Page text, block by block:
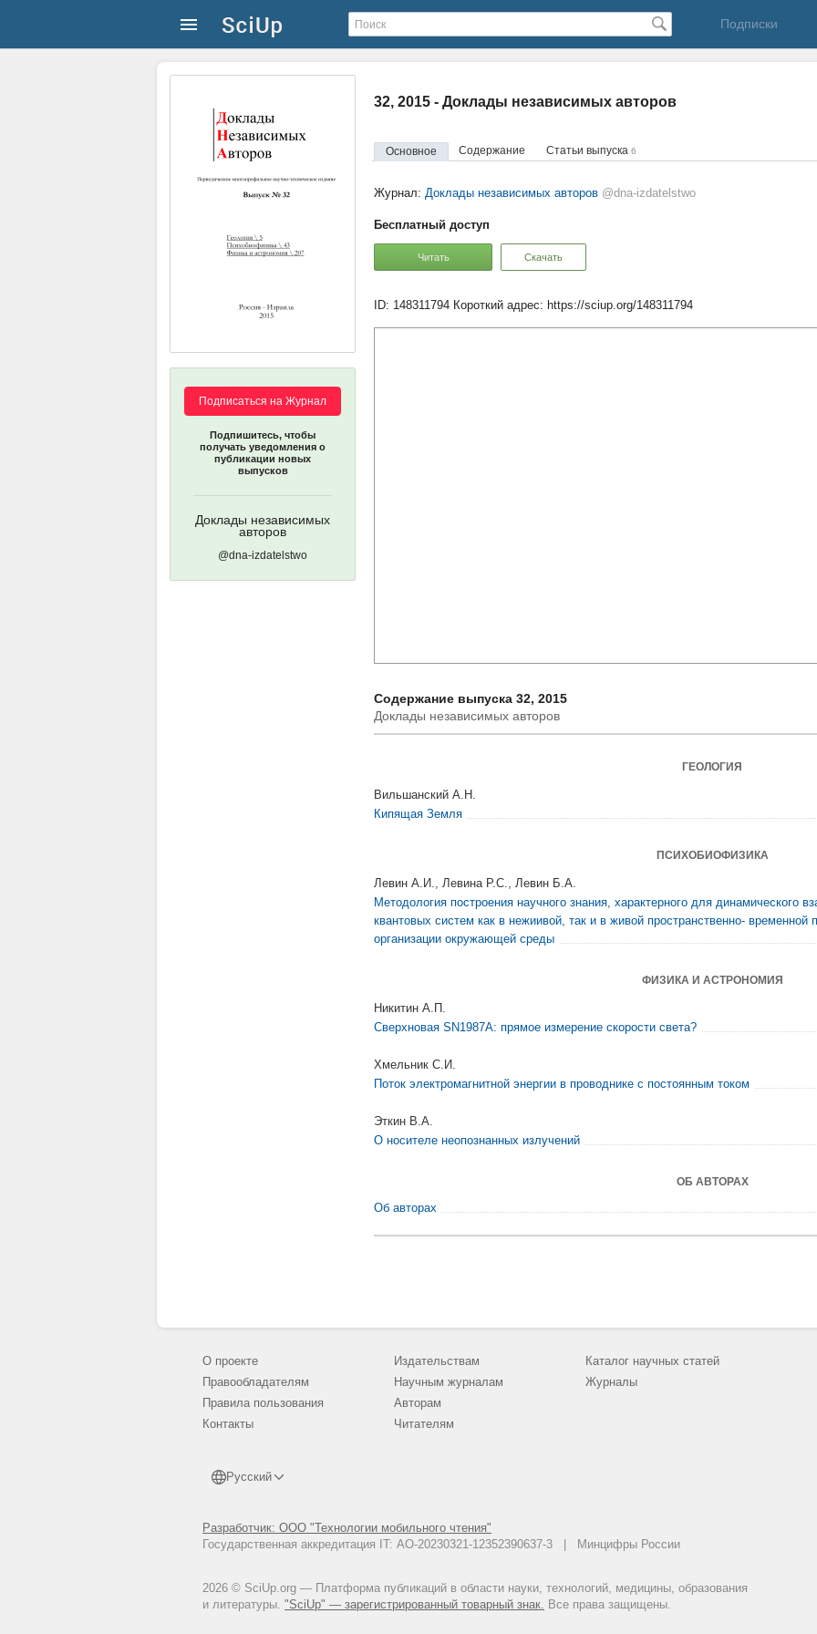
Подписки
32, 2015 - Доклады независимых авторов
Основное Содержание Статьи выпуска 6
Подписаться на Журнал
Подпишитесь, чтобы
получать уведомления о
публикации новых
выпусков
Доклады независимых
авторов
@dna-izdatelstwo
Журнал: Доклады независимых авторов @dna-izdatelstwo
Бесплатный доступ
Читать Скачать
ID: 148311794 Короткий адрес: https://sciup.org/148311794
Содержание выпуска 32, 2015
Доклады независимых авторов
ГЕОЛОГИЯ
Вильшанский А.Н.
Кипящая Земля
ПСИХОБИОФИЗИКА
Левин А.И., Левина Р.С., Левин Б.А.
Методология построения научного знания, характерного для динамического
квантовых систем как в нежиивой, так и в живой пространственно- временной
организации окружающей среды
ФИЗИКА И АСТРОНОМИЯ
Никитин А.П.
Сверхновая SN1987A: прямое измерение скорости света?
Хмельник С.И.
Поток электромагнитной энергии в проводнике с постоянным током
Эткин В.А.
О носителе неопознанных излучений
ОБ АВТОРАХ
Об авторах
О проекте
Правообладателям
Правила пользования
Контакты
Русский
Разработчик: ООО "Технологии мобильного чтения"
Государственная аккредитация IT: АО-20230321-12352390637-3 | Минцифры России
2026 © SciUp.org — Платформа публикаций в области науки, технологий, медицины, образования
и литературы. "SciUp" — зарегистрированный товарный знак. Все права защищены.
Издательствам
Научным журналам
Авторам
Читателям
Каталог научных статей
Журналы